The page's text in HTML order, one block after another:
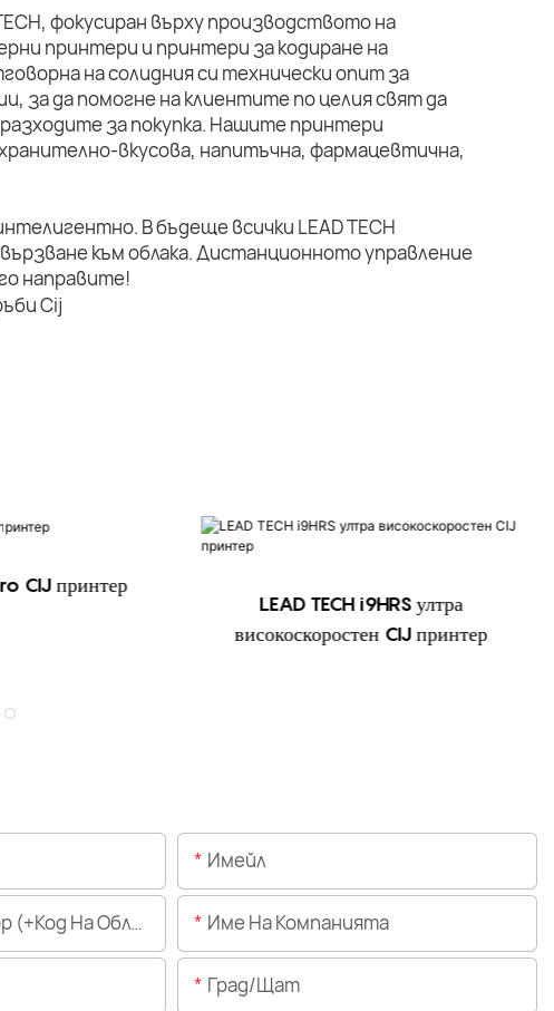
фокусиран върху производството на
принтери и принтери за кодиране на
на солидния си технически опит за
за да помогне на клиентите по целия свят да
за покупка. Нашите принтери
вкусова, напитъчна, фармацевтична,
В бъдеще всички LEAD TECH
към облака. Дистанционното управление
направите!
CIJ принтер
LEAD TECH i9HRS ултра
високоскоростен CIJ принтер
Имейл
На Областта) Име На Компанията
Град/щат